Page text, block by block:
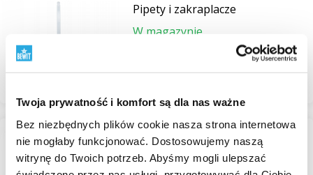
Twoja prywatność i komfort są dla nas ważne
Bez niezbędnych plików cookie nasza strona internetowa
nie mogłaby funkcjonować. Dostosowujemy naszą
witrynę do Twoich potrzeb. Abyśmy mogli ulepszać
Pipety i zakraplacze
W magazynie
Przeglądaj
Pipeta szklana do buteleczek
50 ml, długość 8,5 cm